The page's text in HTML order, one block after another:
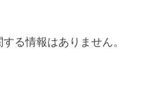
る情報はありません。